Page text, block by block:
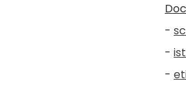
-
-
-